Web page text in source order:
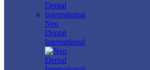
Neo
Dental
International